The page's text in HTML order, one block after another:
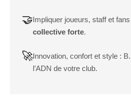
🤝Impliquer joueurs, staff et
collective forte.
🚀Innovation, confort et style :
l’ADN de votre club.